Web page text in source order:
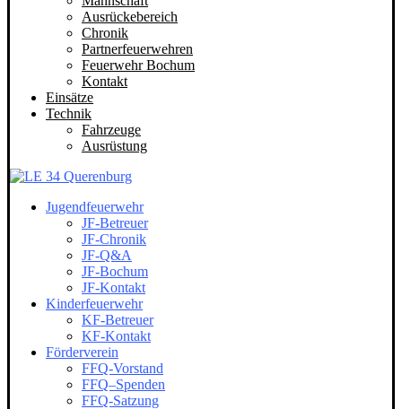
Ausrückebereich
Chronik
Partnerfeuerwehren
Feuerwehr Bochum
Kontakt
Einsätze
Technik
Fahrzeuge
Ausrüstung
Jugendfeuerwehr
JF-Betreuer
JF-Chronik
JF-Q&A
JF-Bochum
JF-Kontakt
Kinderfeuerwehr
KF-Betreuer
KF-Kontakt
Förderverein
FFQ-Vorstand
FFQ–Spenden
FFQ-Satzung